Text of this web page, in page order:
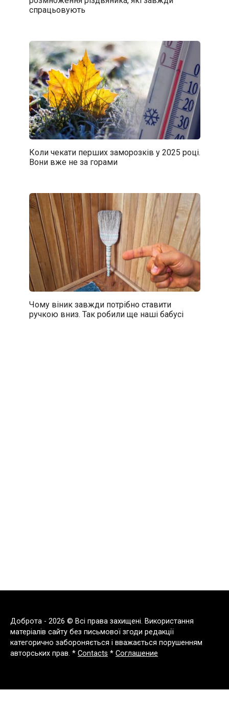
спрацьовують
Коли чекати перших заморозків у 2025 році.
Вони вже не за горами
Чому віник завжди потрібно ставити
ручкою вниз. Так робили ще наші бабусі
Доброта - 2026 © Всі права захищені. Використання
матеріалів сайту без письмової згоди редакції
категорично забороняється і вважається порушенням
авторських прав. * Contacts * Соглашение